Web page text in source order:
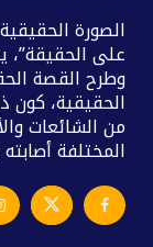
الصورة
على الحقيقة”،
وطرح القصة
الحقيقية، كون
من الشائعات
المختلفة